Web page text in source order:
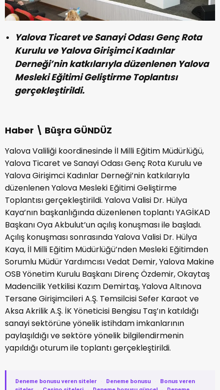
Yalova Ticaret ve Sanayi Odası Genç Rota
Kurulu ve Yalova Girişimci Kadınlar
Derneği’nin katkılarıyla düzenlenen Yalova
Mesleki Eğitimi Geliştirme Toplantısı
gerçekleştirildi.
Haber \ Büşra GÜNDÜZ
Yalova Valiliği koordinesinde İl Milli Eğitim Müdürlüğü,
Yalova Ticaret ve Sanayi Odası Genç Rota Kurulu ve
Yalova Girişimci Kadınlar Derneği’nin katkılarıyla
düzenlenen Yalova Mesleki Eğitimi Geliştirme
Toplantısı gerçekleştirildi. Yalova Valisi Dr. Hülya
Kaya’nın başkanlığında düzenlenen toplantı YAGİKAD
Başkanı Oya Akbulut’un açılış konuşması ile başladı.
Açılış konuşması sonrasında Yalova Valisi Dr. Hülya
Kaya, İl Milli Eğitim Müdürlüğü’nden Mesleki Eğitimden
Sorumlu Müdür Yardımcısı Vedat Demir, Yalova Makine
OSB Yönetim Kurulu Başkanı Direnç Özdemir, Okaytaş
Madencilik Yetkilisi Kazım Demirtaş, Yalova Altınova
Tersane Girişimcileri A.Ş. Temsilcisi Sefer Karaot ve
Aksa Akrilik A.Ş. İK Yöneticisi Bengisu Taş’ın katıldığı
sanayi sektörüne yönelik istihdam imkanlarının
paylaşıldığı ve sektöre yönelik bilgilendirmenin
yapıldığı oturum ile toplantı gerçekleştirildi.
Deneme bonusu veren siteler · Deneme bonusu ·
Bonus veren